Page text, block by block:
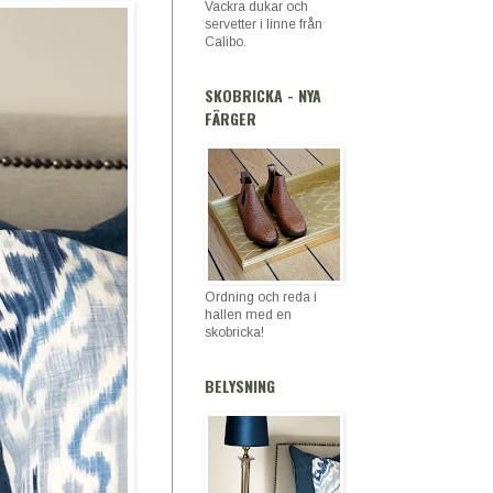
Vackra dukar och
servetter i linne från
Calibo.
SKOBRICKA - NYA
FÄRGER
Ordning och reda i
hallen med en
skobricka!
BELYSNING